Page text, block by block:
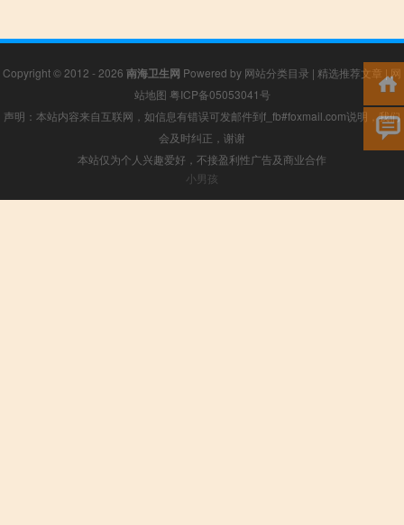
Copyright © 2012 - 2026 南海卫生网 Powered by 网站分类目录 | 精选推荐文章 |网
站地图 粤ICP备05053041号
声明：本站内容来自互联网，如信息有错误可发邮件到f_fb#foxmail.com说明，我们
会及时纠正，谢谢
本站仅为个人兴趣爱好，不接盈利性广告及商业合作
小男孩